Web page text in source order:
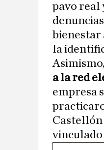
pavo real
bienestar
la
a la red
empresa
Castellón
vinculado